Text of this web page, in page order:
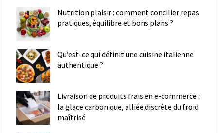
Nutrition plaisir : comment concilier repas
pratiques, équilibre et bons plans ?
Qu’est-ce qui définit une cuisine italienne
authentique ?
Livraison de produits frais en e-commerce :
la glace carbonique, alliée discrète du froid
maîtrisé